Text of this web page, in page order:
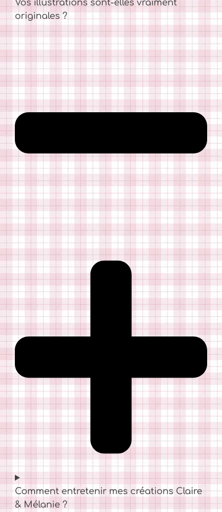
Vos illustrations sont-elles vraiment
originales ?
Comment entretenir mes créations Claire
& Mélanie ?